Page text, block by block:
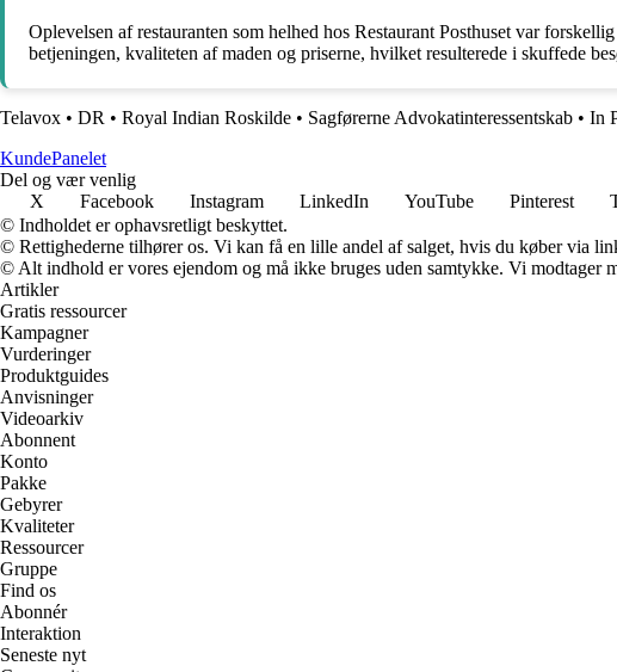
Oplevelsen af restauranten som helhed hos Restaurant Posthuset var
betjeningen, kvaliteten af maden og priserne, hvilket resulterede i skuffede
Telavox • DR • Royal Indian Roskilde • Sagførerne Advokatinteressentskab • In
KundePanelet
Del og vær venlig
X
Facebook Instagram LinkedIn YouTube Pinterest
© Indholdet er ophavsretligt beskyttet.
© Rettighederne tilhører os. Vi kan få en lille andel af salget, hvis du køber via
© Alt indhold er vores ejendom og må ikke bruges uden samtykke. Vi modtager
Artikler
Gratis ressourcer
Kampagner
Vurderinger
Produktguides
Anvisninger
Videoarkiv
Abonnent
Konto
Pakke
Gebyrer
Kvaliteter
Ressourcer
Gruppe
Find os
Abonnér
Interaktion
Seneste nyt